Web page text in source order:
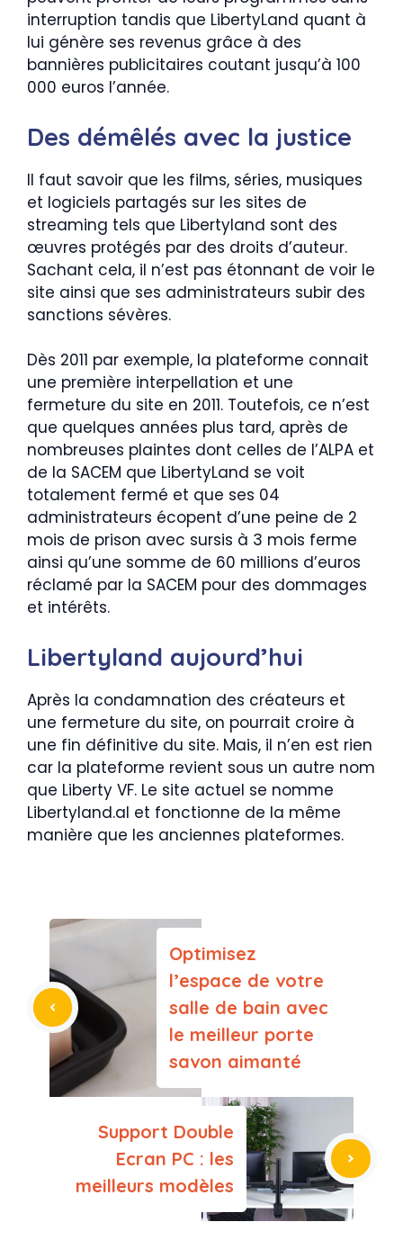
interruption tandis que LibertyLand quant à
lui génère ses revenus grâce à des
bannières publicitaires coutant jusqu’à 100
000 euros l’année.
Des démêlés avec la justice
Il faut savoir que les films, séries, musiques
et logiciels partagés sur les sites de
streaming tels que Libertyland sont des
œuvres protégés par des droits d’auteur.
Sachant cela, il n’est pas étonnant de voir le
site ainsi que ses administrateurs subir des
sanctions sévères.
Dès 2011 par exemple, la plateforme connait
une première interpellation et une
fermeture du site en 2011. Toutefois, ce n’est
que quelques années plus tard, après de
nombreuses plaintes dont celles de l’ALPA et
de la SACEM que LibertyLand se voit
totalement fermé et que ses 04
administrateurs écopent d’une peine de 2
mois de prison avec sursis à 3 mois ferme
ainsi qu’une somme de 60 millions d’euros
réclamé par la SACEM pour des dommages
et intérêts.
Libertyland aujourd’hui
Après la condamnation des créateurs et
une fermeture du site, on pourrait croire à
une fin définitive du site. Mais, il n’en est rien
car la plateforme revient sous un autre nom
que Liberty VF. Le site actuel se nomme
Libertyland.al et fonctionne de la même
manière que les anciennes plateformes.
Optimisez
l’espace de votre
salle de bain avec
le meilleur porte
savon aimanté
Support Double
Ecran PC : les
meilleurs modèles